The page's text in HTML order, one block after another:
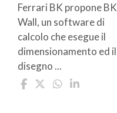
Ferrari BK propone BK
Wall, un software di
calcolo che esegue il
dimensionamento ed il
disegno ...